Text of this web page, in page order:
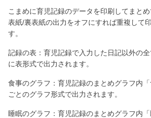
こまめに育児記録のデータを印刷してまとめ
表紙/裏表紙の出力をオフにすれば重複して
す。
記録の表：育児記録で入力した日記以外の
に表形式で出力されます。
食事のグラフ：育児記録のまとめグラフ内
ごとのグラフ形式で出力されます。
睡眠のグラフ：育児記録のまとめグラフ内